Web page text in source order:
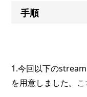
手順
1.今回以下の
を用意しました。こ